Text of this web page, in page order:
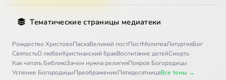
Тематические страницы медиатеки
Рождество ХристовоПасхаВеликий постПостМолитваЛитургияБог
СвятостьО любвиХристианский бракВоспитание детейСмерть
Как читать БиблиюЗачем нужна религияПокров Богородицы
Успение БогородицыПреображениеПятидесятницаВсе темы →